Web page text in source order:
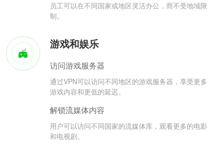
员工可以在不同国家或地区灵活办公，而不受地域限
制。
游戏和娱乐
访问游戏服务器
通过VPN可以访问不同地区的游戏服务器，享受更多
游戏内容和更低的延迟。
解锁流媒体内容
用户可以访问不同国家的流媒体库，观看更多的电影
和电视剧。